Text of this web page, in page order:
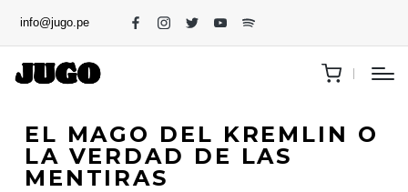
info@jugo.pe
EL MAGO DEL KREMLIN O
LA VERDAD DE LAS
MENTIRAS